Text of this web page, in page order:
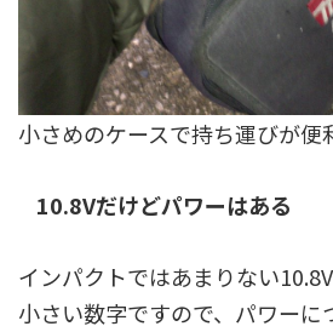
小さめのケースで持ち運びが便
10.8Vだけどパワーはある
インパクトではあまりない10.8V
小さい数字ですので、パワーに